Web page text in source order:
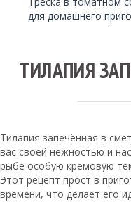
для домашнего
ТИЛАПИЯ
Тилапия запечённая в
вас своей нежностью и
рыбе особую кремовую
Этот рецепт прост в
времени, что делает его